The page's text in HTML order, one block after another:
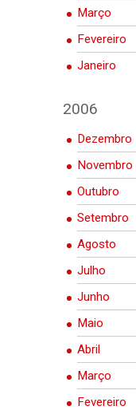
Março
Fevereiro
Janeiro
2006
Dezembro
Novembro
Outubro
Setembro
Agosto
Julho
Junho
Maio
Abril
Março
Fevereiro